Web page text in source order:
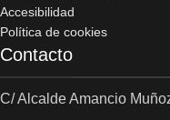
Accesibilidad
Política de cookies
Contacto
C/ Alcalde Amancio